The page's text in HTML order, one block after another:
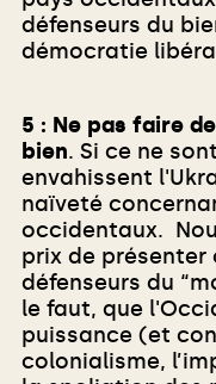
défenseurs du
démocratie
5 : Ne pas faire
bien. Si ce ne
envahissent
naïveté
occidentaux.
prix de présenter
défenseurs du
le faut, que
puissance (et
colonialisme,